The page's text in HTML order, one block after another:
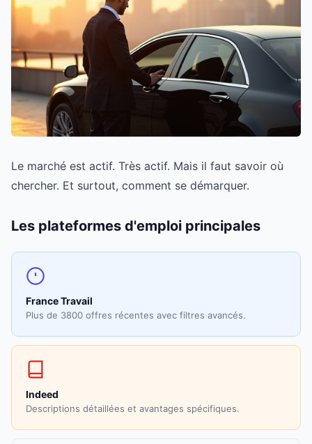
Le marché est actif. Très actif. Mais il faut savoir où
chercher. Et surtout, comment se démarquer.
Les plateformes d'emploi principales
France Travail
Plus de 3800 offres récentes avec filtres avancés.
Indeed
Descriptions détaillées et avantages spécifiques.